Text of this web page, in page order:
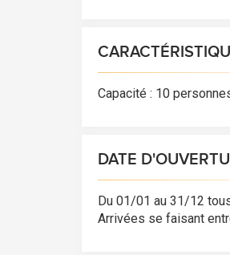
Capacité : 10
DATE
Du 01/01 au 31/12
Arrivées se faisant